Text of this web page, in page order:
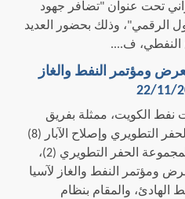
تحت عنوان "تضافر جهود
الرقمي"، وذلك بحضور العديد
النفطي، ف....
ومؤتمر النفط والغاز
نفط الكويت، ممثلة بفريق
عمل الحفر التطويري وإصلاح الآبار (8)
التابع لمجموعة الحفر التطويري (2)،
ومؤتمر النفط والغاز لآسيا
الهادئ، والمقام بنظام